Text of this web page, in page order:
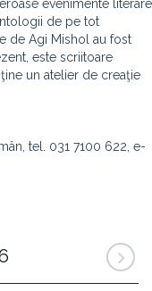
evenimente literare
de pe tot
de Agi Mishol au fost
este scriitoare
un atelier de creaţie
tel. 031 7100 622, e-